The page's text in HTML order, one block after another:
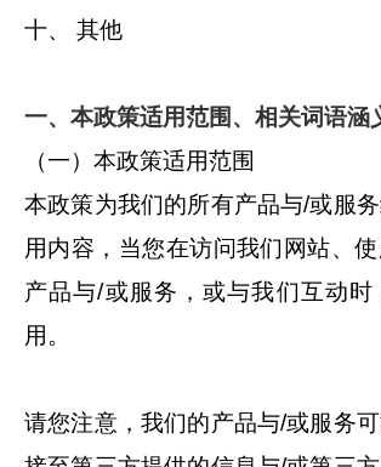
十、 其他
一、本政策适用范围、相关词语涵
（一）本政策适用范围
本政策为我们的所有产品与/或服
用内容，当您在访问我们网站、
产品与/或服务，或与我们互动时
用。
请您注意，我们的产品与/或服务